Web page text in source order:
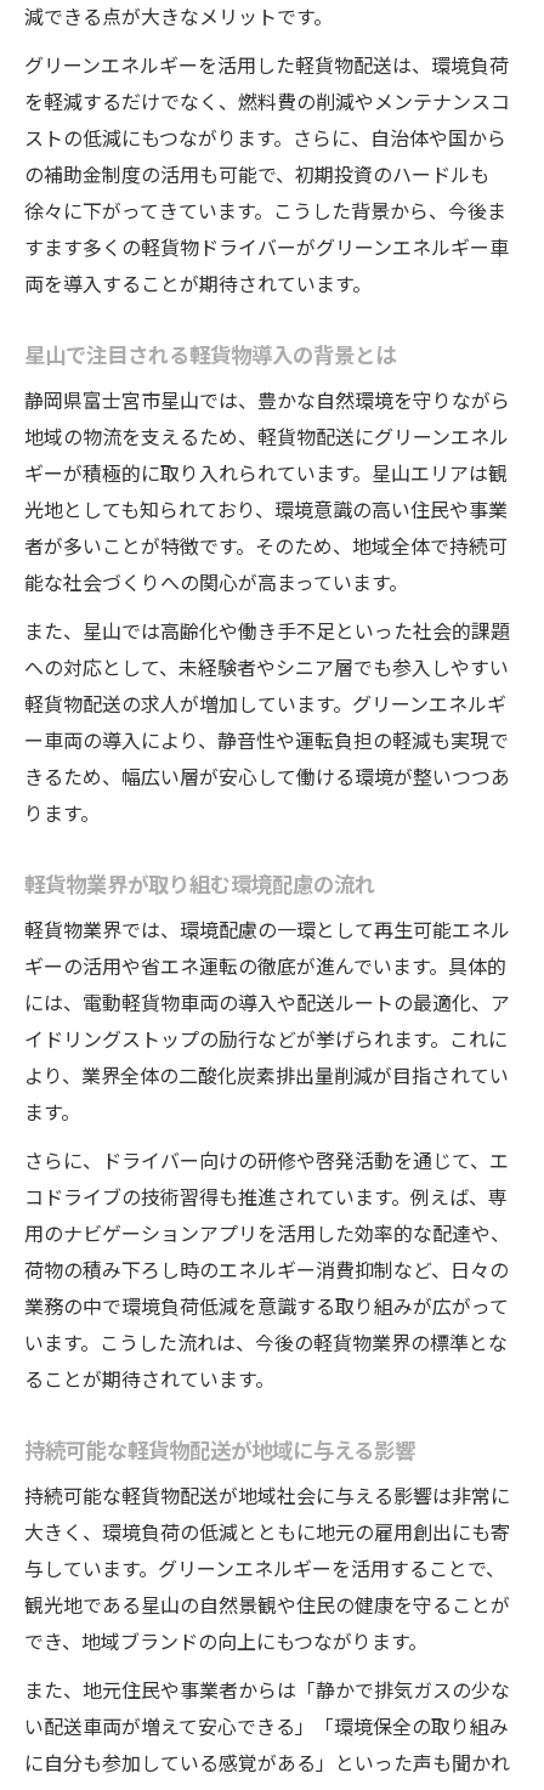
未経験でも安心な軽貨物配送の始め方
グリーンエネルギー車両が未経験者に優し
い理由
軽貨物業界で求められる新しいスキルとは
未経験者が選ぶグリーン配送の魅力
軽貨物で新たなキャリアを築くポイント
環境重視なら星山の軽貨物ワークが注目
星山の軽貨物求人が環境重視層に人気
地球に優しい軽貨物配送の実践事例
グリーンエネルギー導入で叶う快適労働
軽貨物で実現する持続可能な働き方
安定収入を目指す軽貨物グリーン転職術
軽貨物で安定収入を得る転職成功の秘訣
グリーンエネルギー採用企業が転職先に最
適な理由
星山の軽貨物求人で収入アップを目指す方
法
未経験からの軽貨物転職体験談を紹介
軽貨物業界の報酬体系と安定のポイント
星山の軽貨物求人が持続可能な理由を解説
環境配慮型の軽貨物求人のメリットとは
長く働けるグリーンエネルギー採用企業の
魅力
軽貨物で地域貢献を実感できる働き方
応募者が重視する軽貨物ワークのポイント
減できる点が大きなメリットです。
グリーンエネルギーを活用した軽貨物配送は、環境負荷
を軽減するだけでなく、燃料費の削減やメンテナンスコ
ストの低減にもつながります。さらに、自治体や国から
の補助金制度の活用も可能で、初期投資のハードルも
徐々に下がってきています。こうした背景から、今後ま
すます多くの軽貨物ドライバーがグリーンエネルギー車
両を導入することが期待されています。
星山で注目される軽貨物導入の背景とは
静岡県富士宮市星山では、豊かな自然環境を守りながら
地域の物流を支えるため、軽貨物配送にグリーンエネル
ギーが積極的に取り入れられています。星山エリアは観
光地としても知られており、環境意識の高い住民や事業
者が多いことが特徴です。そのため、地域全体で持続可
能な社会づくりへの関心が高まっています。
また、星山では高齢化や働き手不足といった社会的課題
への対応として、未経験者やシニア層でも参入しやすい
軽貨物配送の求人が増加しています。グリーンエネルギ
ー車両の導入により、静音性や運転負担の軽減も実現で
きるため、幅広い層が安心して働ける環境が整いつつあ
ります。
軽貨物業界が取り組む環境配慮の流れ
軽貨物業界では、環境配慮の一環として再生可能エネル
ギーの活用や省エネ運転の徹底が進んでいます。具体的
には、電動軽貨物車両の導入や配送ルートの最適化、ア
イドリングストップの励行などが挙げられます。これに
より、業界全体の二酸化炭素排出量削減が目指されてい
ます。
さらに、ドライバー向けの研修や啓発活動を通じて、エ
コドライブの技術習得も推進されています。例えば、専
用のナビゲーションアプリを活用した効率的な配達や、
荷物の積み下ろし時のエネルギー消費抑制など、日々の
業務の中で環境負荷低減を意識する取り組みが広がって
います。こうした流れは、今後の軽貨物業界の標準とな
ることが期待されています。
持続可能な軽貨物配送が地域に与える影響
持続可能な軽貨物配送が地域社会に与える影響は非常に
大きく、環境負荷の低減とともに地元の雇用創出にも寄
与しています。グリーンエネルギーを活用することで、
観光地である星山の自然景観や住民の健康を守ることが
でき、地域ブランドの向上にもつながります。
また、地元住民や事業者からは「静かで排気ガスの少な
い配送車両が増えて安心できる」「環境保全の取り組み
に自分も参加している感覚がある」といった声も聞かれ